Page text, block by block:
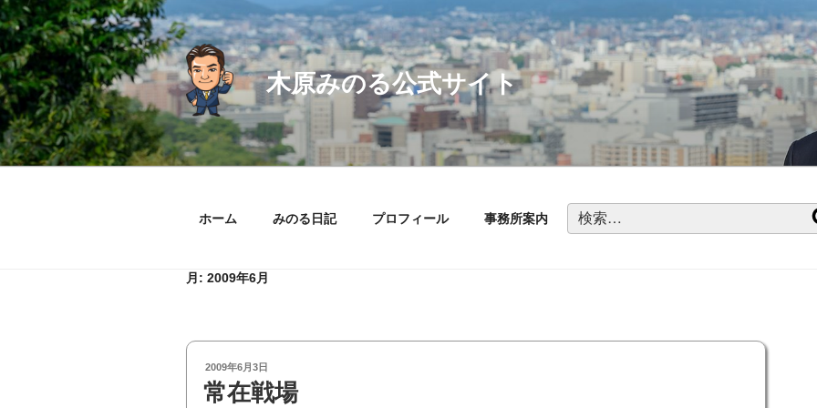
コ
ン
テ
ン
ツ
へ
ス
キ
木原みのる公式サイト
ホーム みのる日記 プロフィール 事務所案内
検
索:
月: 2009年6月
投
稿
日:
2009年6月3日
常在戦場